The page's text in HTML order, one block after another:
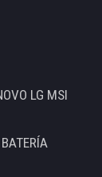
LG MSI